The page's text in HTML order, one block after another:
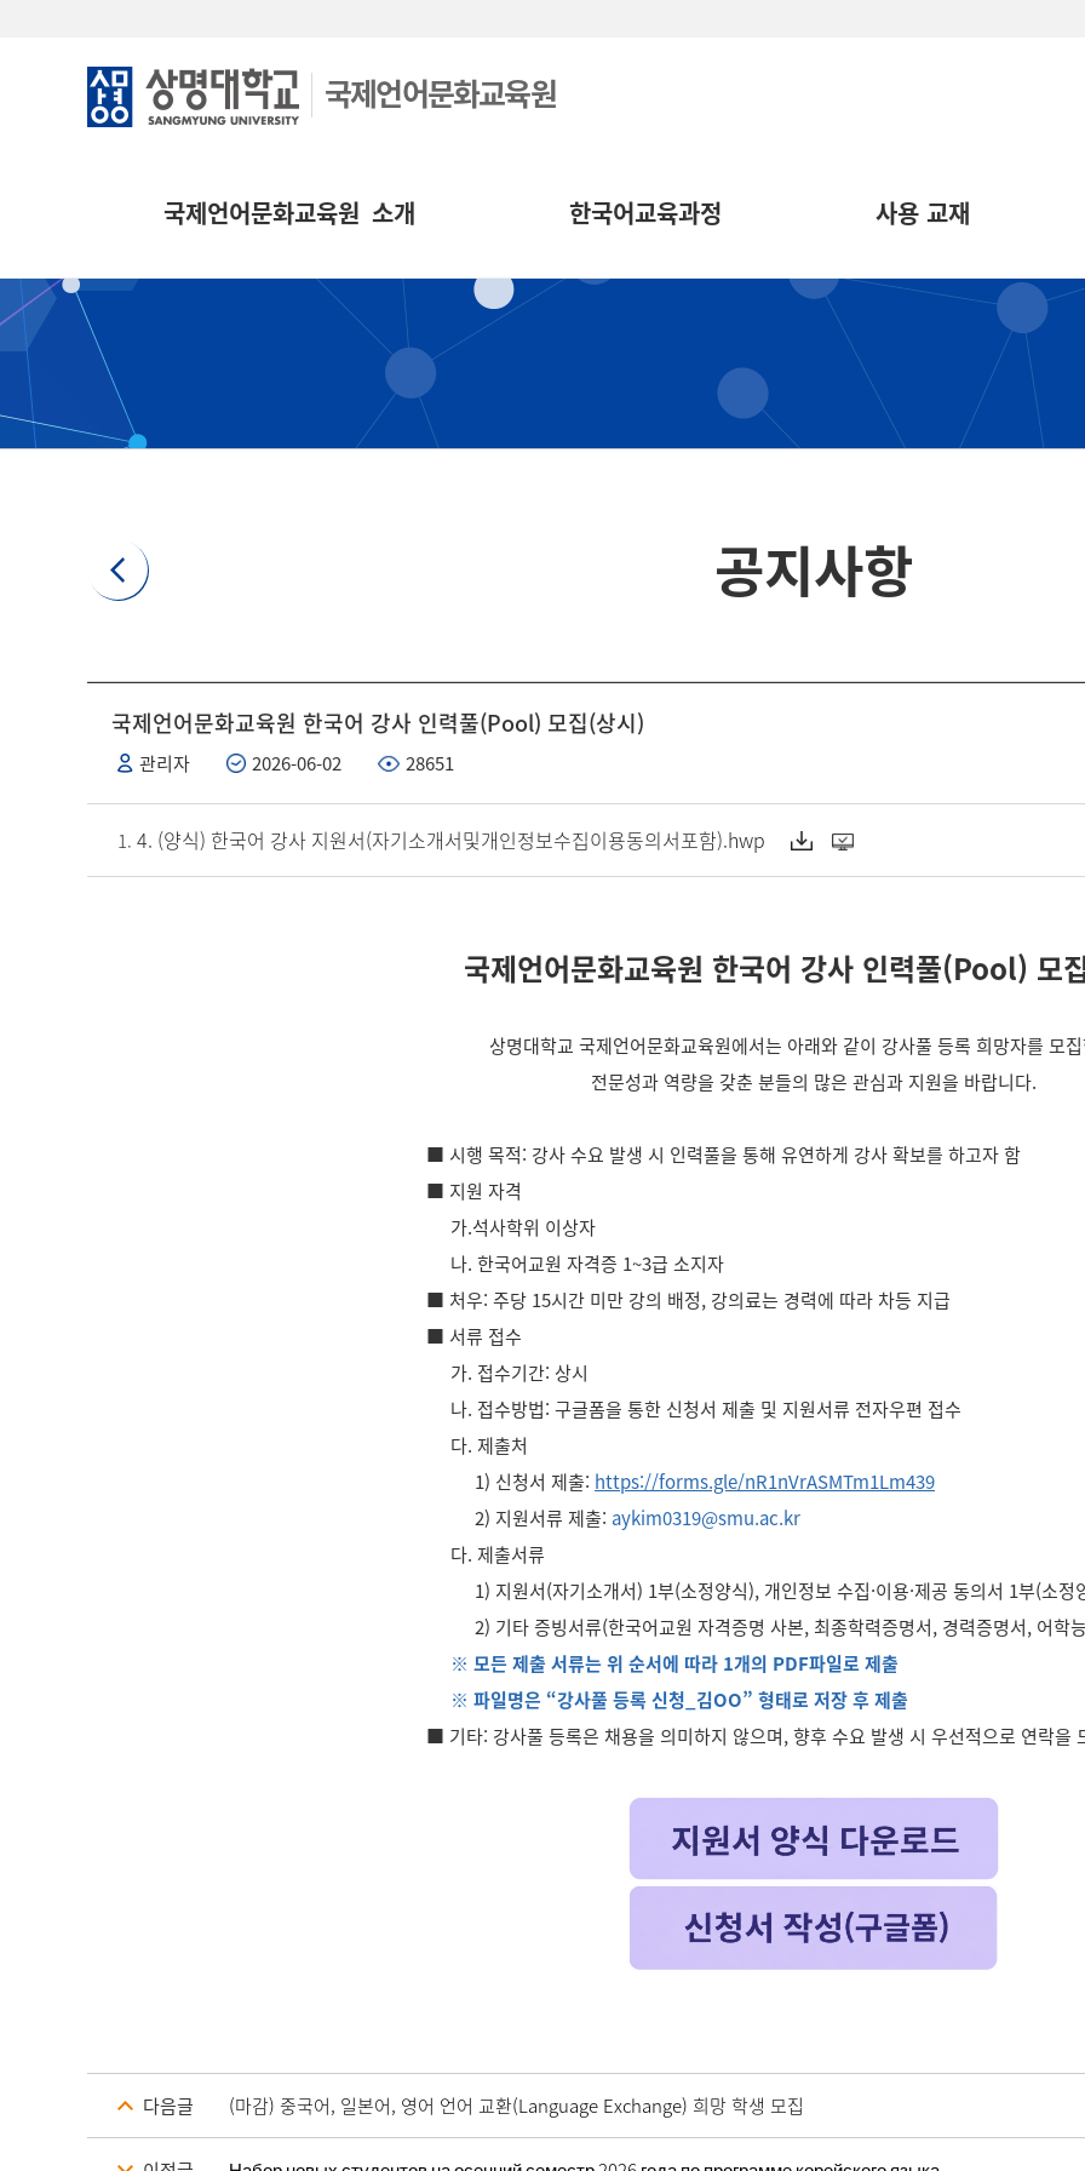
국제언어문화교육원
국제언어문화교육원 소개 한국어교육과정 사용 교재
공지사항
국제언어문화교육원 한국어 강사 인력풀(Pool) 모집(상시)
관리자 2026-06-02 28651
4. (양식) 한국어 강사 지원서(자기소개서및개인정보수집이용동의서포함).hwp
국제언어문화교육원 한국어 강사 인력풀(Pool) 모
상명대학교 국제언어문화교육원에서는 아래와 같이 강사풀 등록 희망자를 모
전문성과 역량을 갖춘 분들의 많은 관심과 지원을 바랍니다.
■ 시행 목적: 강사 수요 발생 시 인력풀을 통해 유연하게 강사 확보를 하고자 함
■ 지원 자격
가.석사학위 이상자
나. 한국어교원 자격증 1~3급 소지자
■ 처우: 주당 15시간 미만 강의 배정, 강의료는 경력에 따라 차등 지급
■ 서류 접수
가. 접수기간: 상시
나. 접수방법: 구글폼을 통한 신청서 제출 및 지원서류 전자우편 접수
다. 제출처
1) 신청서 제출: https://forms.gle/nR1nVrASMTm1Lm439
2) 지원서류 제출: aykim0319@smu.ac.kr
다. 제출서류
1) 지원서(자기소개서) 1부(소정양식), 개인정보 수집·이용·제공 동의서 1부(소정
2) 기타 증빙서류(한국어교원 자격증명 사본, 최종학력증명서, 경력증명서, 어학
※ 모든 제출 서류는 위 순서에 따라 1개의 PDF파일로 제출
※ 파일명은 “강사풀 등록 신청_김OO” 형태로 저장 후 제출
■ 기타: 강사풀 등록은 채용을 의미하지 않으며, 향후 수요 발생 시 우선적으로 연락을
다음글 (마감) 중국어, 일본어, 영어 언어 교환(Language Exchange) 희망 학생 모집